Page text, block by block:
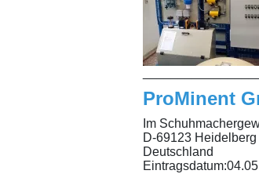
ProMinent
Im
D-69123 Heidelberg
Deutschland
Eintragsdatum: